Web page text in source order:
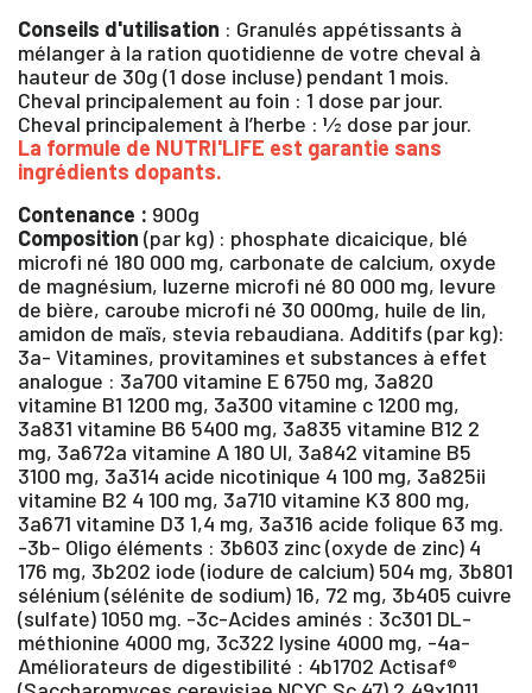
Conseils d'utilisation : Granulés appétissants à
mélanger à la ration quotidienne de votre cheval à
hauteur de 30g (1 dose incluse) pendant 1 mois.
Cheval principalement au foin : 1 dose par jour.
Cheval principalement à l’herbe : 1⁄2 dose par jour.
La formule de NUTRI'LIFE est garantie sans
ingrédients dopants.
Contenance : 900g
Composition (par kg) : phosphate dicaicique, blé
microfi né 180 000 mg, carbonate de calcium, oxyde
de magnésium, luzerne microfi né 80 000 mg, levure
de bière, caroube microfi né 30 000mg, huile de lin,
amidon de maïs, stevia rebaudiana. Additifs (par kg):
3a- Vitamines, provitamines et substances à effet
analogue : 3a700 vitamine E 6750 mg, 3a820
vitamine B1 1200 mg, 3a300 vitamine c 1200 mg,
3a831 vitamine B6 5400 mg, 3a835 vitamine B12 2
mg, 3a672a vitamine A 180 UI, 3a842 vitamine B5
3100 mg, 3a314 acide nicotinique 4 100 mg, 3a825ii
vitamine B2 4 100 mg, 3a710 vitamine K3 800 mg,
3a671 vitamine D3 1,4 mg, 3a316 acide folique 63 mg.
-3b- Oligo éléments : 3b603 zinc (oxyde de zinc) 4
176 mg, 3b202 iode (iodure de calcium) 504 mg, 3b801
sélénium (sélénite de sodium) 16, 72 mg, 3b405 cuivre
(sulfate) 1050 mg. -3c-Acides aminés : 3c301 DL-
méthionine 4000 mg, 3c322 lysine 4000 mg, -4a-
Améliorateurs de digestibilité : 4b1702 Actisaf®
×
Vous devez être connecté pour enregistrer des
produits dans votre liste d'envie